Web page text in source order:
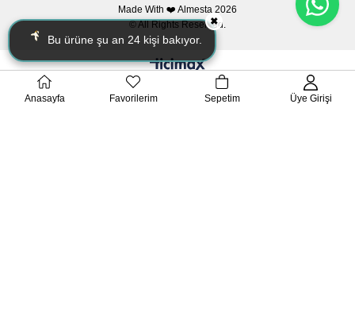
Made With ❤️ Almesta 2026
© All Rights Reserved.
Anasayfa Favorilerim Sepetim Üye Girişi
✖
Bu ürüne şu an 24 kişi bakıyor.